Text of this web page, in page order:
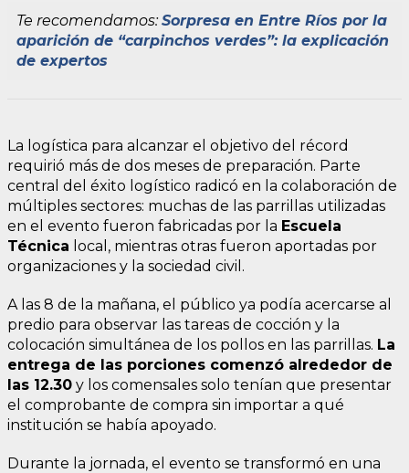
Te recomendamos:Sorpresa en Entre Ríos por la
aparición de “carpinchos verdes”: la explicación
de expertos
La logística para alcanzar el objetivo del récord
requirió más de dos meses de preparación. Parte
central del éxito logístico radicó en la colaboración de
múltiples sectores: muchas de las parrillas utilizadas
en el evento fueron fabricadas por la Escuela
Técnica local, mientras otras fueron aportadas por
organizaciones y la sociedad civil.
A las 8 de la mañana, el público ya podía acercarse al
predio para observar las tareas de cocción y la
colocación simultánea de los pollos en las parrillas. La
entrega de las porciones comenzó alrededor de
las 12.30 y los comensales solo tenían que presentar
el comprobante de compra sin importar a qué
institución se había apoyado.
Durante la jornada, el evento se transformó en una